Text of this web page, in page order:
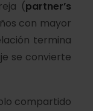
(partner’s
con mayor
termina
se convierte
compartido